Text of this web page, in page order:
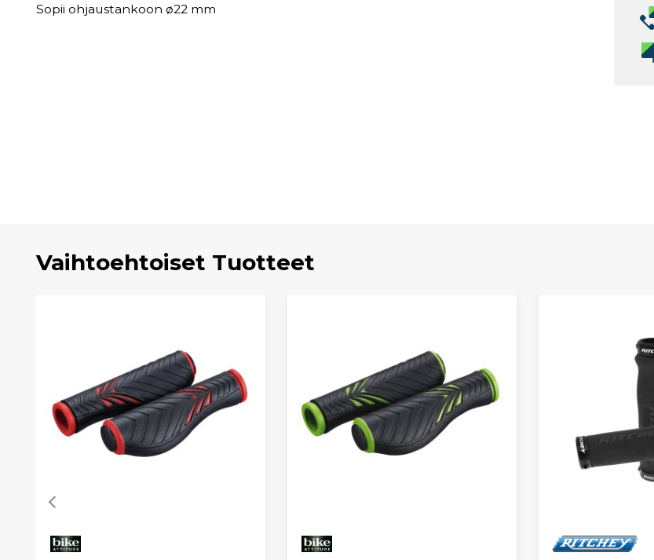
Sopii ohjaustankoon ø22 mm
Vaihtoehtoiset Tuotteet